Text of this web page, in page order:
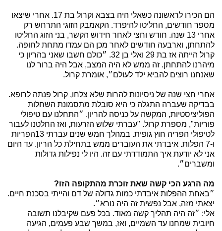
הם הכירו לראשונה כשאלי היה בצבא וקרול בת 17. אחרי שיצאו
מספר חודשים, החליטו להיפרד. הקאמבק הזוגי התרחש רק
אחרי 13 שנה. חודש וחצי לאחר חידוש הקשר, בני הזוג החליטו
להתחתן, וארבעה חודשים לאחר מכן הם עמדו מתחת לחופה.
קרול הייתה אז בת 29 ואלי בן 32. ״כולם חשבו שאני בהריון כי
מיהרנו להתחתן. זה ממש לא היה המצב, אבל היה ברור לנו
שאנחנו רוצים להביא ילד לעולם״, אומרת קרול.
אחרי חצי שנה של ניסיונות להרות שלא צלחו, קרול פנתה לרופא.
בבדיקה שעברה התגלה כי היא סובלת מתסמונת השחלות
הפוליציסטיות, המקשה על כניסה להריון. ״התחלנו עם טיפולי
פוריות", מספרת קרול. "עברתי שלוש הזרעות, ואז החלטנו לעבור
לטיפולי הפריה חוץ גופית. במהלך חמש שנים עברתי 13הפריות
ו-7 הפלות. איבדתי את העוברים ממש בתחילת כל הריון. עד היום
אני לא יודעת איך התמודדתי עם זה. היו לי נפילות גדולות
ומשברים״.
מה הרגע הכי קשה שאת זוכרת מהתקופה הזו?
״באחת ההפלות איבדתי כמות גדולה של דם והייתי בסכנת חיים.
יצאתי מזה, אבל נפשית זה היה נורא״.
אלי: ״זה היה תהליך קשה מאוד. בכל פעם שקיבלנו תשובה
חיובית שמחנו עד השמיים, ואז, במשך שבע פעמים, הגיעה